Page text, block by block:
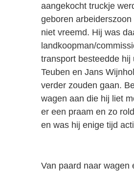
aangekocht truckje
geboren
niet vreemd. Hij was
landkoopman/
transport besteedde
Teuben en Jans
verder zouden gaan.
wagen aan die hij liet
er een praam en zo
en was hij enige tijd
Van paard naar wagen